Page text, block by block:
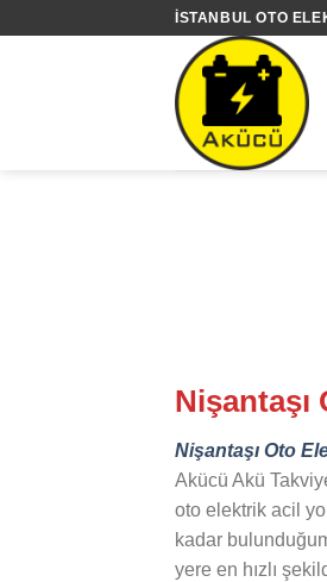
İSTANBUL OTO
Nişantaşı
Nişantaşı Oto
Akücü Akü
oto elektrik acil
kadar
yere en hızlı